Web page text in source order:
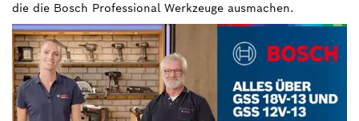
die die Bosch Professional Werkzeuge ausmachen.